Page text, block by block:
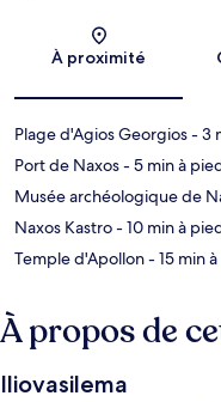
À proximité
Plage d'Agios Georgios- 3
Port de Naxos- 5 min à
Musée archéologique de
Naxos Kastro- 10 min à
Temple d'Apollon- 15 min
À propos de
Iliovasilema